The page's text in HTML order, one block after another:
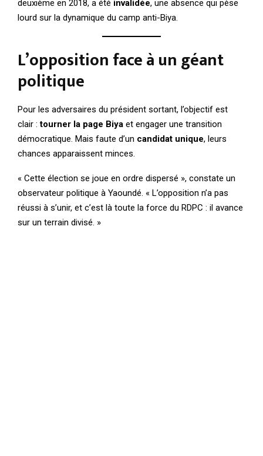
deuxième en 2018, a été invalidée, une absence qui pèse
lourd sur la dynamique du camp anti-Biya.
L’opposition face à un géant
politique
Pour les adversaires du président sortant, l’objectif est
clair :tourner la page Biya et engager une transition
démocratique. Mais faute d’un candidat unique, leurs
chances apparaissent minces.
« Cette élection se joue en ordre dispersé », constate un
observateur politique à Yaoundé. « L’opposition n’a pas
réussi à s’unir, et c’est là toute la force du RDPC : il avance
sur un terrain divisé. »